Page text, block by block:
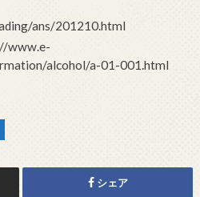
ans/201210.html
www.e-
alcohol/a-01-001.html
シェア